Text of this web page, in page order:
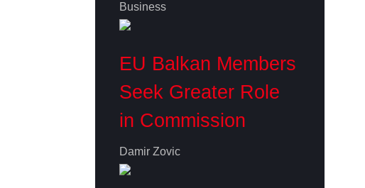
Business
EU Balkan Members
Seek Greater Role
in Commission
Damir Zovic